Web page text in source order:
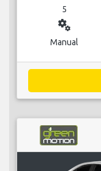
5
miscellaneous_services
Manual